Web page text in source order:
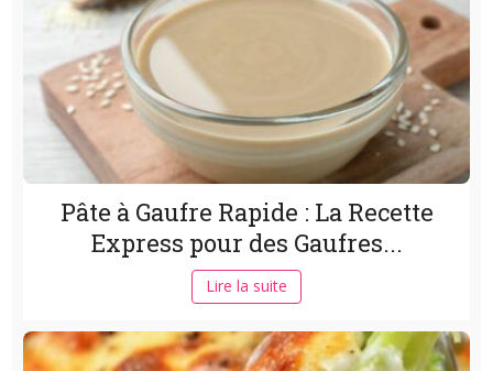
Pâte à Gaufre Rapide : La Recette
Express pour des Gaufres...
Lire la suite